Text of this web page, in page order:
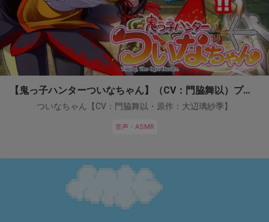
【鬼っ子ハンターついなちゃん】（CV：門脇舞以）プロジェクト！
ついなちゃん【CV：門脇舞以・原作：大辺璃紗季】
音声・ASMR